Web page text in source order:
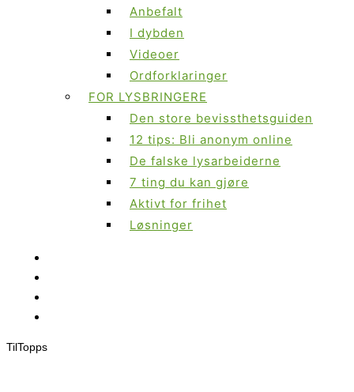
Anbefalt
I dybden
Videoer
Ordforklaringer
FOR LYSBRINGERE
Den store bevissthetsguiden
12 tips: Bli anonym online
De falske lysarbeiderne
7 ting du kan gjøre
Aktivt for frihet
Løsninger
TilTopps